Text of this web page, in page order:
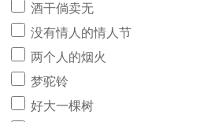
酒干倘卖无
没有情人的情人节
两个人的烟火
梦驼铃
好大一棵树